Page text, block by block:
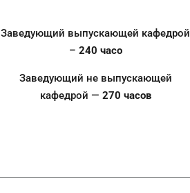
Заведующий выпускающей кафедрой
– 240 часо
Заведующий не выпускающей
кафедрой — 270 часов